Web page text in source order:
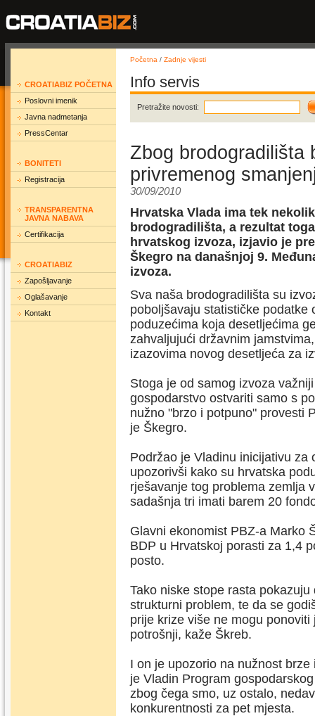
CROATIABIZ POČETNA
Poslovni imenik
Javna nadmetanja
PressCentar
BONITETI
Registracija
TRANSPARENTNA
JAVNA NABAVA
Certifikacija
CROATIABIZ
Zapošljavanje
Oglašavanje
Kontakt
Početna / Zadnje vijesti
Info servis
Pretražite novosti:
Zbog brodogradilišta
privremenog
30/09/2010
Hrvatska Vlada ima tek
brodogradilišta, a rezultat
hrvatskog izvoza, izjavio je
Škegro na današnjoj 9.
izvoza.
Sva naša brodogradilišta su
poboljšavaju statističke podatke
poduzećima koja desetljećima
zahvaljujući državnim
izazovima novog desetljeća za
Stoga je od samog izvoza
gospodarstvo ostvariti samo s
nužno "brzo i potpuno" provesti
je Škegro.
Podržao je Vladinu inicijativu za
upozorivši kako su hrvatska
rješavanje tog problema zemlja
sadašnja tri imati barem 20
Glavni ekonomist PBZ-a Marko
BDP u Hrvatskoj porasti za 1,4
posto.
Tako niske stope rasta
strukturni problem, te da se
prije krize više ne mogu
potrošnji, kaže Škreb.
I on je upozorio na nužnost
je Vladin Program
zbog čega smo, uz ostalo,
konkurentnosti za pet mjesta.